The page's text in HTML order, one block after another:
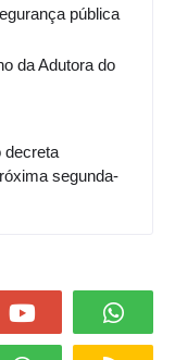
pública
da Adutora do
decreta
segunda-